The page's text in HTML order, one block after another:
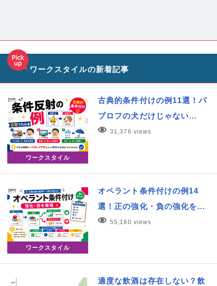
ワークスタイルの新着記事
ワークスタイル
古典的条件付けの例11選！パ
ブロフの犬だけじゃない…
31,376 views
ワークスタイル
オペラント条件付けの例14
選！正の強化・負の強化を…
55,180 views
適度な飲酒は存在しない？飲